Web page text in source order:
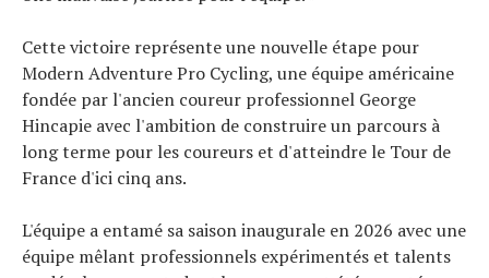
Cette victoire représente une nouvelle étape pour
Modern Adventure Pro Cycling, une équipe américaine
fondée par l'ancien coureur professionnel George
Hincapie avec l'ambition de construire un parcours à
long terme pour les coureurs et d'atteindre le Tour de
France d'ici cinq ans.
L'équipe a entamé sa saison inaugurale en 2026 avec une
équipe mêlant professionnels expérimentés et talents